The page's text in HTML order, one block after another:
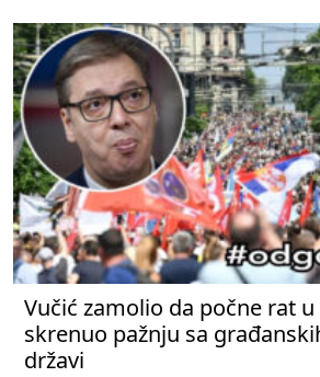
Vučić zamolio da počne rat
skrenuo pažnju sa
državi